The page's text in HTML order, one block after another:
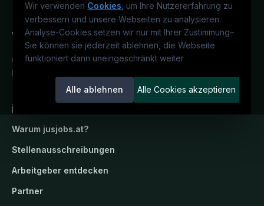
Wir verwenden Cookies , um Ihre Nutzererfahrung zu
verbessern und unsere Webseiten zu analysieren.
Analyse-Cookies setzen wir nur mit Ihrer Zustimmung–
Sie können sie jederzeit ablehnen, die Webseite
funktioniert dann uneingeschränkt weiter
Alle ablehnen Alle Cookies akzeptieren
Österreichs juristisches Karriereportal.
Ein Service der candidatis GmbH.
jusjobs.at
Warum jusjobs.at?
Stellenausschreibungen
Arbeitgeber entdecken
Partner